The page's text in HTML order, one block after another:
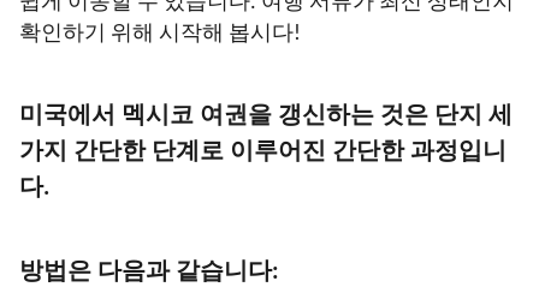
확인하기 위해 시작해 봅시다!
미국에서 멕시코 여권을 갱신하는 것은 단지 세
가지 간단한 단계로 이루어진 간단한 과정입니
다.
방법은 다음과 같습니다: